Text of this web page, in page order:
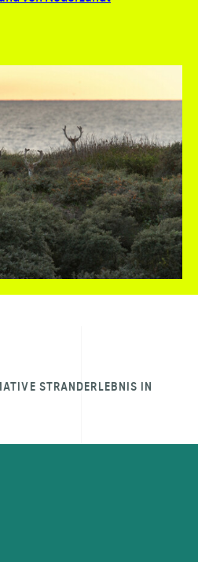
STRANDERLEBNIS IN